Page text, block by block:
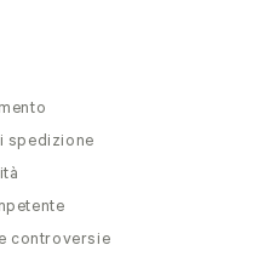
spedizione
controversie